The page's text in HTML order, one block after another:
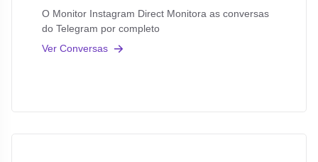
O Monitor Instagram Direct Monitora as conversas
do Telegram por completo
Ver Conversas